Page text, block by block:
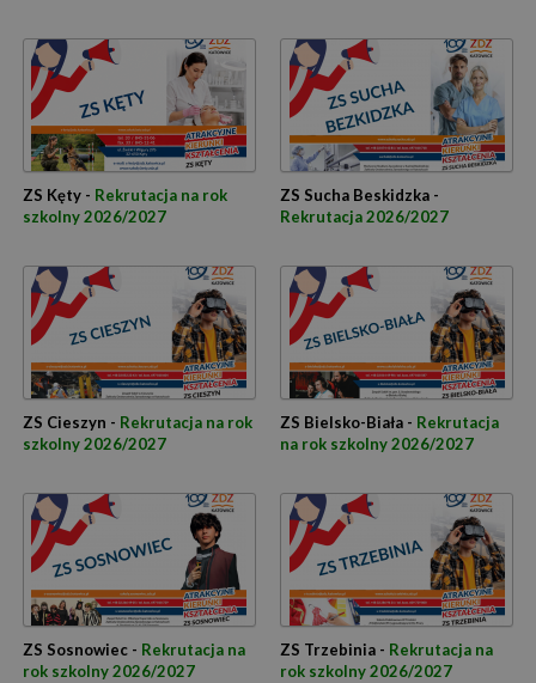
ZS Kęty - Rekrutacja na rok
szkolny 2026/2027
ZS Sucha Beskidzka -
Rekrutacja 2026/2027
ZS Cieszyn - Rekrutacja na rok
szkolny 2026/2027
ZS Bielsko-Biała - Rekrutacja
na rok szkolny 2026/2027
ZS Sosnowiec - Rekrutacja na
rok szkolny 2026/2027
ZS Trzebinia - Rekrutacja na
rok szkolny 2026/2027